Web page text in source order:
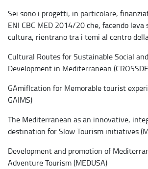
Sei sono i progetti, in particolare,
ENI CBC MED 2014/20 che, facendo
cultura, rientrano tra i temi al centro
Cultural Routes for Sustainable Social
Development in Mediterranean
GAmifIcation for Memorable tourist
GAIMS)
The Mediterranean as an innovative,
destination for Slow Tourism initiatives
Development and promotion of
Adventure Tourism (MEDUSA)